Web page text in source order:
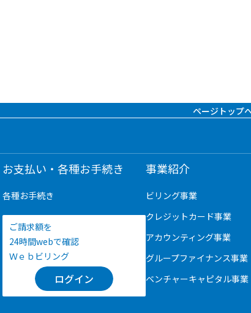
ページトップ
お支払い・各種お手続き
各種お手続き
ご請求額を
24時間webで確認
Ｗｅｂビリング
ログイン
事業紹介
ビリング事業
クレジットカード事業
アカウンティング事業
グループファイナンス事業
ベンチャーキャピタル事業